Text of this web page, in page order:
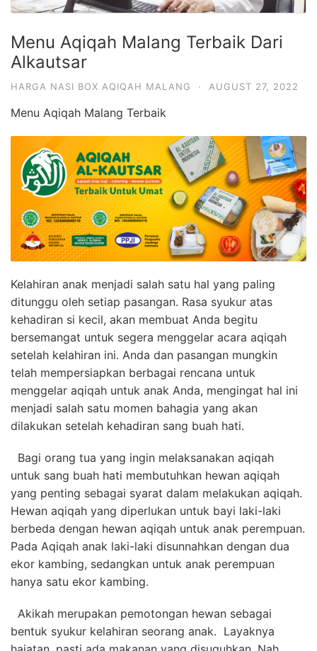
Menu Aqiqah Malang Terbaik Dari
Alkautsar
HARGA NASI BOX AQIQAH MALANG · AUGUST 27, 2022
Menu Aqiqah Malang Terbaik
Kelahiran anak menjadi salah satu hal yang paling
ditunggu oleh setiap pasangan. Rasa syukur atas
kehadiran si kecil, akan membuat Anda begitu
bersemangat untuk segera menggelar acara aqiqah
setelah kelahiran ini. Anda dan pasangan mungkin
telah mempersiapkan berbagai rencana untuk
menggelar aqiqah untuk anak Anda, mengingat hal ini
menjadi salah satu momen bahagia yang akan
dilakukan setelah kehadiran sang buah hati.
Bagi orang tua yang ingin melaksanakan aqiqah
untuk sang buah hati membutuhkan hewan aqiqah
yang penting sebagai syarat dalam melakukan aqiqah.
Hewan aqiqah yang diperlukan untuk bayi laki-laki
berbeda dengan hewan aqiqah untuk anak perempuan.
Pada Aqiqah anak laki-laki disunnahkan dengan dua
ekor kambing, sedangkan untuk anak perempuan
hanya satu ekor kambing.
Akikah merupakan pemotongan hewan sebagai
bentuk syukur kelahiran seorang anak. Layaknya